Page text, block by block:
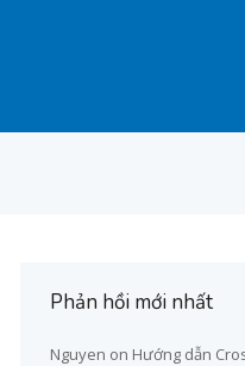
Phản hồi mới nhất
Nguyen on Hướng dẫn